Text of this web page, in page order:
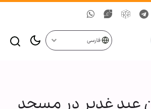
فارسی
عید غدیر در مسجد